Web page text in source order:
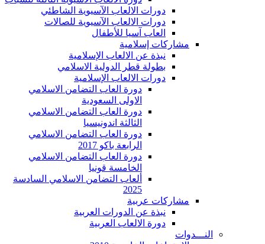
دورات الالعاب الآسيوية الشاطئي
دورات الالعاب الآسيوية للصالات
العاب آسيا للأطفال
مشاركات إسلامية
نبذة عن الالعاب الإسلامية
بطولة قطر الدولية الاسلامي
دورات الالعاب الإسلامية
دورة العاب التضامن الاسلامي
الاولى السعودية
دورة العاب التضامن الاسلامي
الثالثة اندونيسيا
دورة العاب التضامن الاسلامي
الرابعة باكو 2017
دورة العاب التضامن الاسلامي
الخامسة قونيا
ألعاب التضامن الاسلامي السادسة
2025
مشاركات عربية
نبذة عن الدورات العربية
دورة الالعاب العربية
النـــدوات